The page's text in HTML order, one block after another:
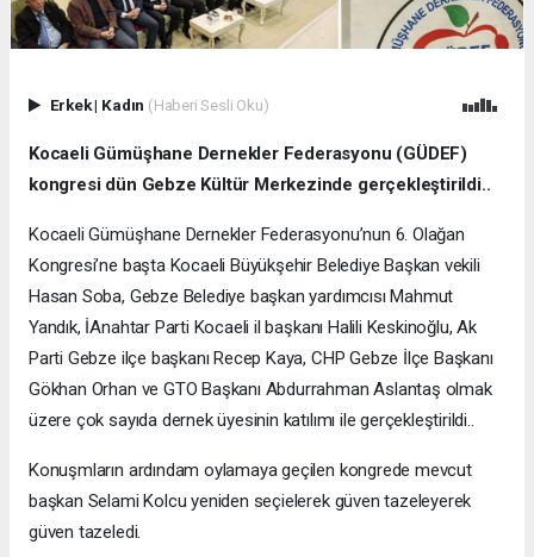
Erkek| Kadın (Haberi Sesli Oku)
Kocaeli Gümüşhane Dernekler Federasyonu (GÜDEF)
kongresi dün Gebze Kültür Merkezinde gerçekleştirildi..
Kocaeli Gümüşhane Dernekler Federasyonu’nun 6. Olağan
Kongresi’ne başta Kocaeli Büyükşehir Belediye Başkan vekili
Hasan Soba, Gebze Belediye başkan yardımcısı Mahmut
Yandık, İAnahtar Parti Kocaeli il başkanı Halili Keskinoğlu, Ak
Parti Gebze ilçe başkanı Recep Kaya, CHP Gebze İlçe Başkanı
Gökhan Orhan ve GTO Başkanı Abdurrahman Aslantaş olmak
üzere çok sayıda dernek üyesinin katılımı ile gerçekleştirildi..
Konuşmların ardındam oylamaya geçilen kongrede mevcut
başkan Selami Kolcu yeniden seçielerek güven tazeleyerek
güven tazeledi.